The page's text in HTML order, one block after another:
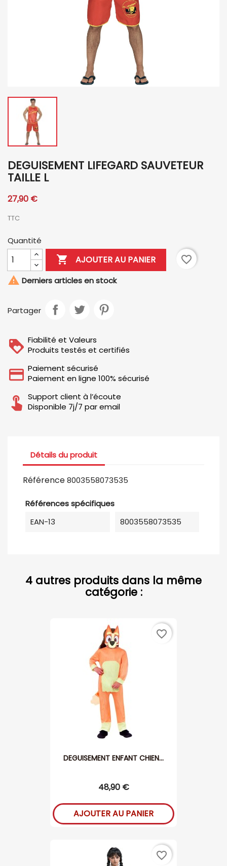
DEGUISEMENT LIFEGARD SAUVETEUR
TAILLE L
27,90 €
TTC
Quantité
 AJOUTER AU PANIER
favorite_border
 Derniers articles en stock
Partager
Fiabilité et Valeurs
Produits testés et certifiés
Paiement sécurisé
Paiement en ligne 100% sécurisé
Support client à l’écoute
Disponible 7j/7 par email
Détails du produit
Référence8003558073535
Références spécifiques
EAN-13
8003558073535
4 autres produits dans la même
catégorie :
DEGUISEMENT ENFANT CHIEN...
48,90 €
AJOUTER AU PANIER
favorite_border
favorite_border